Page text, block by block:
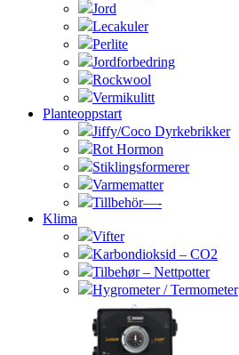
Jord
Lecakuler
Perlite
Jordforbedring
Rockwool
Vermikulitt
Planteoppstart
Jiffy/Coco Dyrkebrikker
Rot Hormon
Stiklingsformerer
Varmematter
Tillbehör—-
Klima
Vifter
Karbondioksid – CO2
Tilbehør – Nettpotter
Hygrometer / Termometer